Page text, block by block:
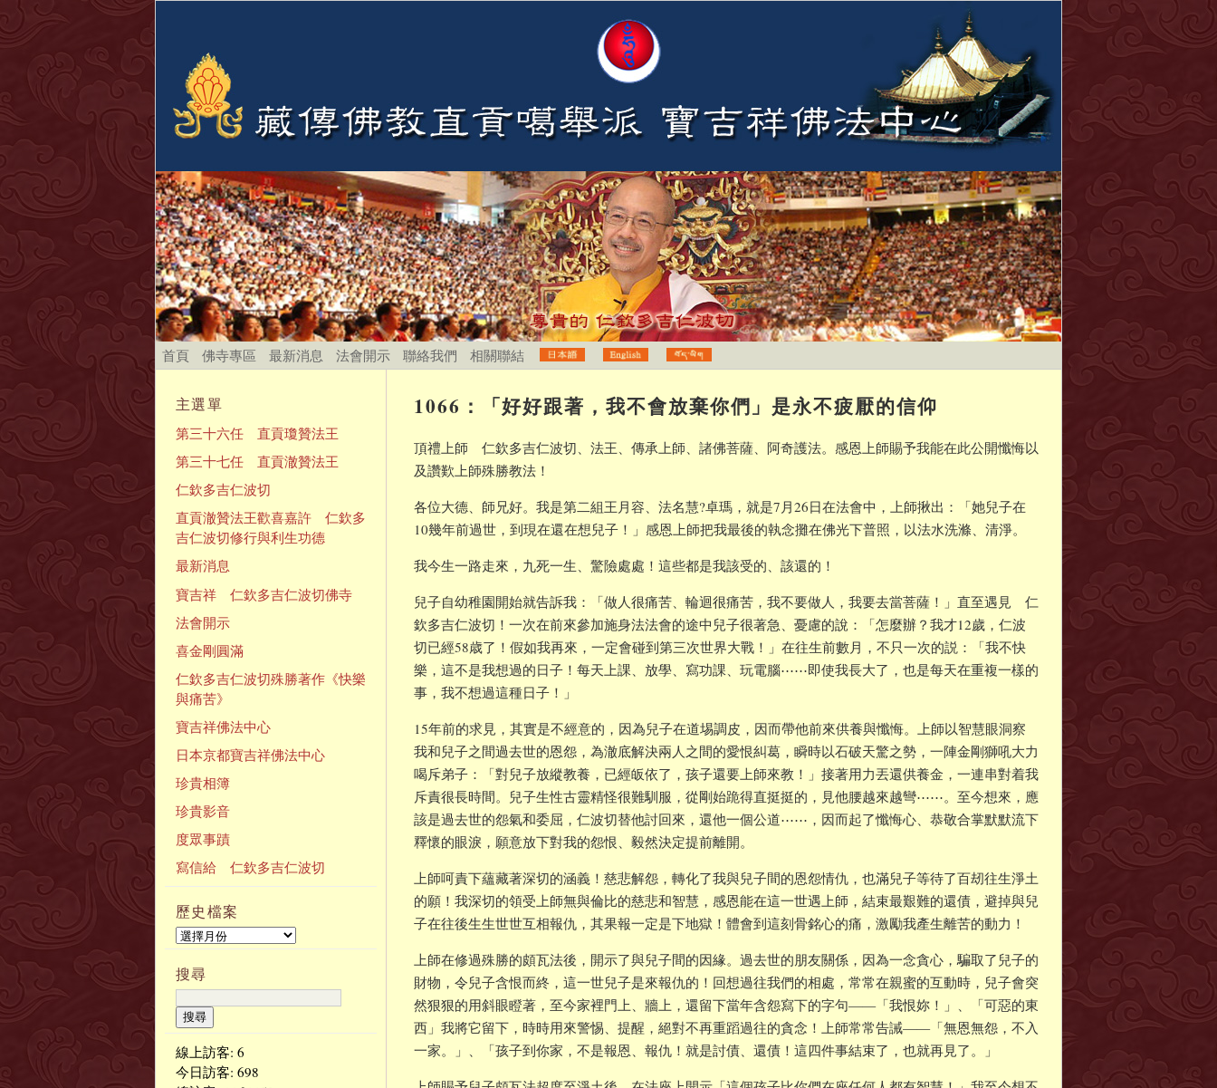
首頁 佛寺專區 最新消息 法會開示 聯絡我們 相關聯結
1066：「好好跟著，我不會放棄你們」是永不疲厭的信仰
頂禮上師 仁欽多吉仁波切、法王、傳承上師、諸佛菩薩、阿奇護法。感恩上師賜予我能在此公開懺悔以
及讚歎上師殊勝教法！
各位大德、師兄好。我是第二組王月容、法名慧?卓瑪，就是7月26日在法會中，上師揪出：「她兒子在
10幾年前過世，到現在還在想兒子！」感恩上師把我最後的執念攤在佛光下普照，以法水洗滌、清淨。
我今生一路走來，九死一生、驚險處處！這些都是我該受的、該還的！
兒子自幼稚園開始就告訴我：「做人很痛苦、輪迴很痛苦，我不要做人，我要去當菩薩！」直至遇見 仁
欽多吉仁波切！一次在前來參加施身法法會的途中兒子很著急、憂慮的說：「怎麼辦？我才12歲，仁波
切已經58歳了！假如我再來，一定會碰到第三次世界大戰！」在往生前數月，不只一次的説：「我不快
樂，這不是我想過的日子！每天上課、放學、寫功課、玩電腦⋯⋯即使我長大了，也是每天在重複一樣的
事，我不想過這種日子！」
15年前的求見，其實是不經意的，因為兒子在道埸調皮，因而帶他前來供養與懺悔。上師以智慧眼洞察
我和兒子之間過去世的恩怨，為澈底解決兩人之間的愛恨糾葛，瞬時以石破天驚之勢，一陣金剛獅吼大力
喝斥弟子：「對兒子放縱教養，已經皈依了，孩子還要上師來教！」接著用力丟還供養金，一連串對着我
斥責很長時間。兒子生性古靈精怪很難馴服，從剛始跪得直挺挺的，見他腰越來越彎⋯⋯。至今想來，應
該是過去世的怨氣和委屈，仁波切替他討回來，還他一個公道⋯⋯，因而起了懺悔心、恭敬合掌默默流下
釋懷的眼淚，願意放下對我的怨恨、毅然決定提前離開。
上師呵責下蘊藏著深切的涵義！慈悲解怨，轉化了我與兒子間的恩怨情仇，也滿兒子等待了百刼往生淨土
的願！我深切的領受上師無與倫比的慈悲和智慧，感恩能在這一世遇上師，結束最艱難的還債，避掉與兒
子在往後生生世世互相報仇，其果報一定是下地獄！體會到這刻骨銘心的痛，激勵我產生離苦的動力！
上師在修過殊勝的頗瓦法後，開示了與兒子間的因緣。過去世的朋友關係，因為一念貪心，騙取了兒子的
財物，令兒子含恨而終，這一世兒子是來報仇的！回想過往我們的相處，常常在親蜜的互動時，兒子會突
然狠狠的用斜眼瞪著，至今家裡門上、牆上，還留下當年含怨寫下的字句——「我恨妳！」、「可惡的東
西」我將它留下，時時用來警惕、提醒，絕對不再重蹈過往的貪念！上師常常告誡——「無恩無怨，不入
一家。」、「孩子到你家，不是報恩、報仇！就是討債、還債！這四件事結束了，也就再見了。」
主選單
第三十六任 直貢瓊贊法王
第三十七任 直貢澈贊法王
仁欽多吉仁波切
直貢澈贊法王歡喜嘉許 仁欽多
吉仁波切修行與利生功德
最新消息
寶吉祥 仁欽多吉仁波切佛寺
法會開示
喜金剛圓滿
仁欽多吉仁波切殊勝著作《快樂
與痛苦》
寶吉祥佛法中心
日本京都寶吉祥佛法中心
珍貴相簿
珍貴影音
度眾事蹟
寫信給 仁欽多吉仁波切
歷史檔案
搜尋
線上訪客: 6
今日訪客: 698